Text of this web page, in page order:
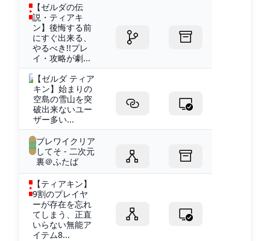
【ゼルダの伝
説・ティアキ
ン】後悔する前
にすぐ出来る、
やるべき!!プレ
イ・攻略が劇...
【ゼルダ ティア
キン】始まりの
空島の雪山を突
破出来ないユー
ザー多い...
ブレワイクリア
してそ - 二次元
裏＠ふたば
【ティアキン】
9割のプレイヤ
ーが存在を忘れ
てしまう、正直
いらない無能ア
イテム8...